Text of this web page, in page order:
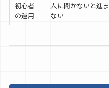
初心者
の運用
人に聞かないと進ま
ない